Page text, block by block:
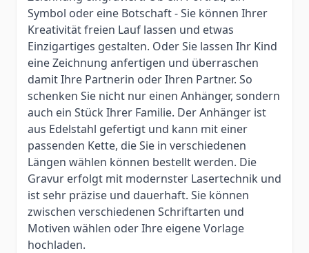
Symbol oder eine Botschaft - Sie können Ihrer
Kreativität freien Lauf lassen und etwas
Einzigartiges gestalten. Oder Sie lassen Ihr Kind
eine Zeichnung anfertigen und überraschen
damit Ihre Partnerin oder Ihren Partner. So
schenken Sie nicht nur einen Anhänger, sondern
auch ein Stück Ihrer Familie. Der Anhänger ist
aus Edelstahl gefertigt und kann mit einer
passenden Kette, die Sie in verschiedenen
Längen wählen können bestellt werden. Die
Gravur erfolgt mit modernster Lasertechnik und
ist sehr präzise und dauerhaft. Sie können
zwischen verschiedenen Schriftarten und
Motiven wählen oder Ihre eigene Vorlage
hochladen.